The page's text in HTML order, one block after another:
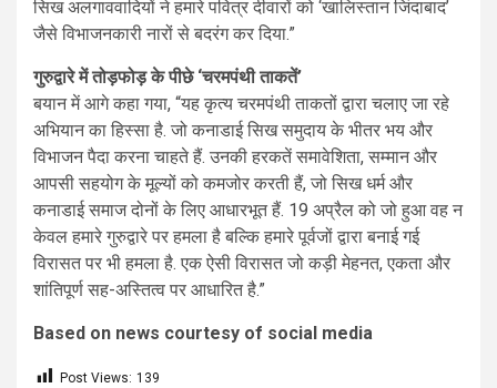
सिख अलगाववादियों ने हमारे पवित्र दीवारों को ‘खालिस्तान जिंदाबाद’
जैसे विभाजनकारी नारों से बदरंग कर दिया.”
गुरुद्वारे में तोड़फोड़ के पीछे ‘चरमपंथी ताकतें’
बयान में आगे कहा गया, “यह कृत्य चरमपंथी ताकतों द्वारा चलाए जा रहे
अभियान का हिस्सा है. जो कनाडाई सिख समुदाय के भीतर भय और
विभाजन पैदा करना चाहते हैं. उनकी हरकतें समावेशिता, सम्मान और
आपसी सहयोग के मूल्यों को कमजोर करती हैं, जो सिख धर्म और
कनाडाई समाज दोनों के लिए आधारभूत हैं. 19 अप्रैल को जो हुआ वह न
केवल हमारे गुरुद्वारे पर हमला है बल्कि हमारे पूर्वजों द्वारा बनाई गई
विरासत पर भी हमला है. एक ऐसी विरासत जो कड़ी मेहनत, एकता और
शांतिपूर्ण सह-अस्तित्व पर आधारित है.”
Based on news courtesy of social media
Post Views: 139